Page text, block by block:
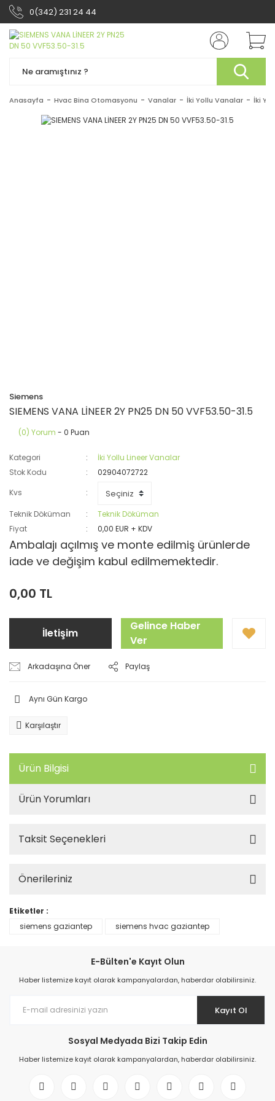
0(342) 231 24 44
Anasayfa Hvac Bina Otomasyonu Vanalar İki Yollu Vanalar İki
Siemens
SIEMENS VANA LİNEER 2Y PN25 DN 50 VVF53.50-31.5
(0) Yorum - 0 Puan
Kategori
İki Yollu Lineer Vanalar
Stok Kodu
02904072722
Kvs
Teknik Döküman
Teknik Döküman
Fiyat
0,00 EUR + KDV
Ambalajı açılmış ve monte edilmiş ürünlerde
iade ve değişim kabul edilmemektedir.
0,00 TL
İletişim
Gelince Haber
Ver
Arkadaşına Öner Paylaş
Aynı Gün Kargo
Karşılaştır
Ürün Bilgisi
Ürün Yorumları
Taksit Seçenekleri
Önerileriniz
Etiketler :
siemens gaziantep
siemens hvac gaziantep
E-Bülten'e Kayıt Olun
Haber listemize kayıt olarak kampanyalardan, haberdar olabilirsiniz.
Kayıt Ol
Sosyal Medyada Bizi Takip Edin
Haber listemize kayıt olarak kampanyalardan, haberdar olabilirsiniz.